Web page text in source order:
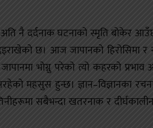
नै दर्दनाक घटनाको स्मृति बोकेर
छ। आज जापानको हिरोसिमा र
भोग्नु परेको त्यो कहरको प्रभाव
महसुस हुन्छ। ज्ञान–विज्ञानका
सबैभन्दा खतरनाक र दीर्घकालीन